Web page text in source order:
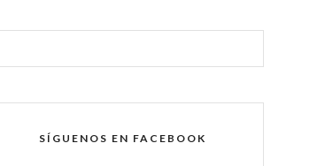
SÍGUENOS EN FACEBOOK